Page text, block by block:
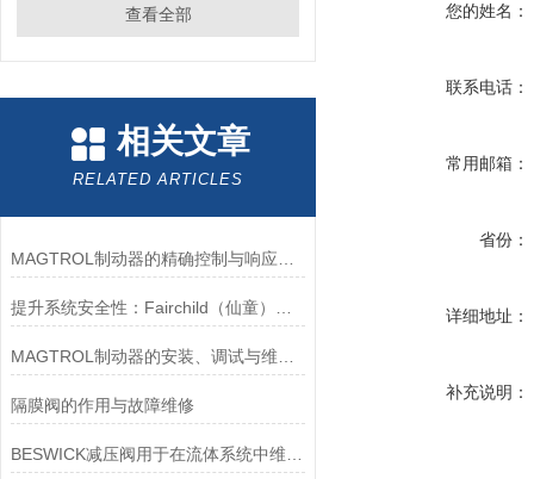
查看全部
相关文章
RELATED ARTICLES
隔膜阀的作用与故障维修
您的姓名：
联系电话：
常用邮箱：
省份：
详细地址：
补充说明：